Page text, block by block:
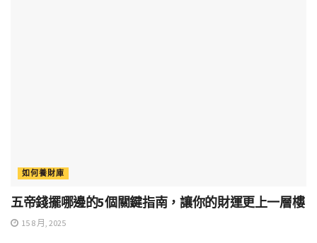
如何養財庫
五帝錢擺哪邊的5個關鍵指南，讓你的財運更上一層樓
15 8 月, 2025